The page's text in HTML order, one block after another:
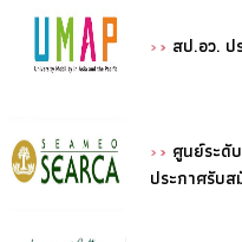
สป.อว. ป
ศูนย์ระดั
ประกาศรับ